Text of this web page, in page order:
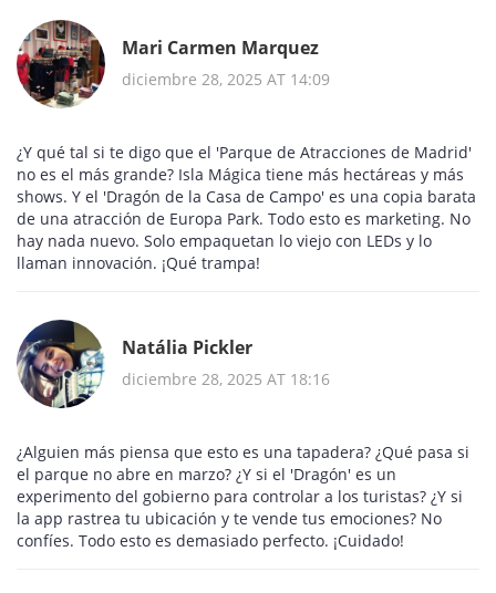
Mari Carmen Marquez
diciembre 28, 2025 AT 14:09
¿Y qué tal si te digo que el 'Parque de Atracciones de Madrid'
no es el más grande? Isla Mágica tiene más hectáreas y más
shows. Y el 'Dragón de la Casa de Campo' es una copia barata
de una atracción de Europa Park. Todo esto es marketing. No
hay nada nuevo. Solo empaquetan lo viejo con LEDs y lo
llaman innovación. ¡Qué trampa!
Natália Pickler
diciembre 28, 2025 AT 18:16
¿Alguien más piensa que esto es una tapadera? ¿Qué pasa si
el parque no abre en marzo? ¿Y si el 'Dragón' es un
experimento del gobierno para controlar a los turistas? ¿Y si
la app rastrea tu ubicación y te vende tus emociones? No
confíes. Todo esto es demasiado perfecto. ¡Cuidado!